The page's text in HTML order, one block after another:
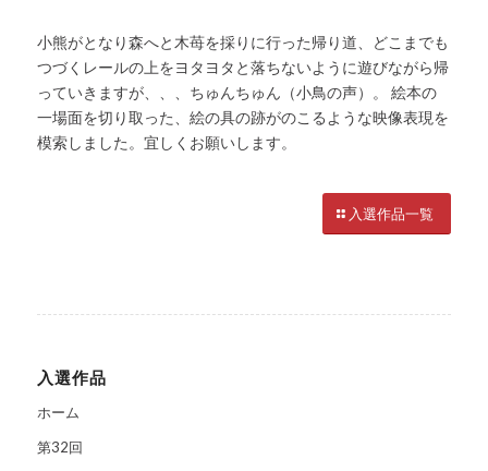
小熊がとなり森へと木苺を採りに行った帰り道、どこまでも
つづくレールの上をヨタヨタと落ちないように遊びながら帰
っていきますが、、、ちゅんちゅん（小鳥の声）。 絵本の
一場面を切り取った、絵の具の跡がのこるような映像表現を
模索しました。宜しくお願いします。
入選作品一覧
入選作品
ホーム
第32回